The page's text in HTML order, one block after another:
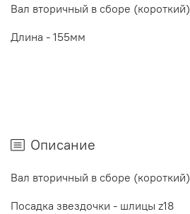
Вал вторичный в сборе (короткий)
Длина - 155мм
Описание
Вал вторичный в сборе (короткий)
Посадка звездочки - шлицы z18